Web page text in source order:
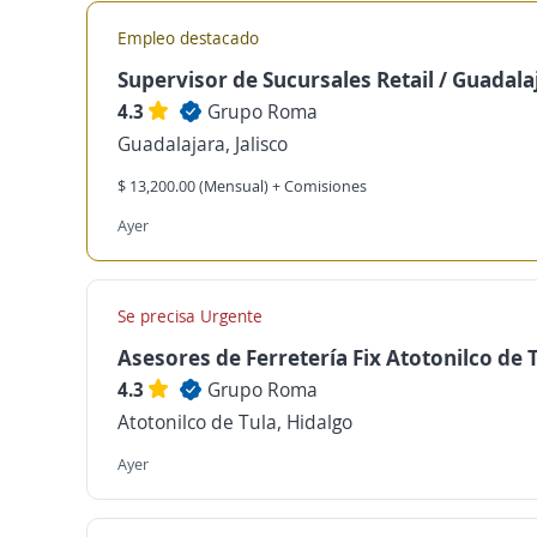
Empleo destacado
Supervisor de Sucursales Retail /
4.3
Grupo Roma
Guadalajara, Jalisco
$ 13,200.00 (Mensual) + Comisiones
Ayer
Se precisa Urgente
Asesores de Ferretería Fix Atotonilco de
4.3
Grupo Roma
Atotonilco de Tula, Hidalgo
Ayer